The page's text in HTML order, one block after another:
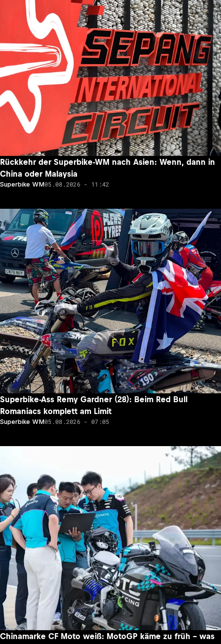
Rückkehr der Superbike-WM nach Asien: Wenn, dann in
China oder Malaysia
Superbike WM05.08.2026 - 11:42
Superbike-Ass Remy Gardner (28): Beim Red Bull
Romaniacs komplett am Limit
Superbike WM05.08.2026 - 07:05
Chinamarke CF Moto weiß: MotoGP käme zu früh – was